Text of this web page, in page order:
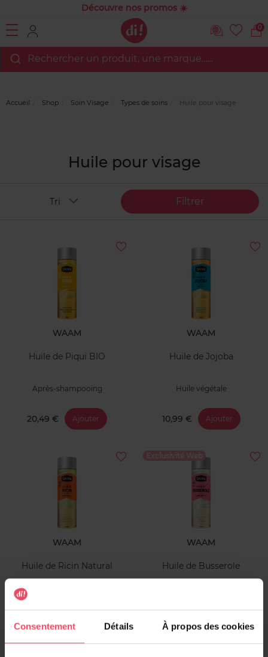
Consentement Détails À propos des cookies
Découvre nos promos ☀️
0
Rechercher un produit, une marque…...
Accueil Shop Soin Visage Types de soins Huile pour visage
Huile pour visage
Filtrer
Tri
WAAM
Huile de Piqui BIO
Après-shampooing
20,49 € Ajouter
WAAM
Huile de Jojoba
Huile végétale
10,99 € Ajouter
WAAM
Huile de Ricin Natural
8,19 € Ajouter
WAAM
Huile de Busserole
12,99 € Ajouter